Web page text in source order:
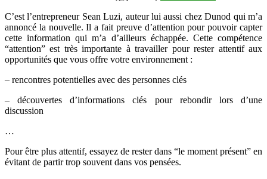
C’est l’entrepreneur Sean Luzi, auteur lui aussi chez Dunod qui m’a
annoncé la nouvelle. Il a fait preuve d’attention pour pouvoir capter
cette information qui m’a d’ailleurs échappée. Cette compétence
“attention” est très importante à travailler pour rester attentif aux
opportunités que vous offre votre environnement :
– rencontres potentielles avec des personnes clés
– découvertes d’informations clés pour rebondir lors d’une
discussion
…
Pour être plus attentif, essayez de rester dans “le moment présent” en
évitant de partir trop souvent dans vos pensées.